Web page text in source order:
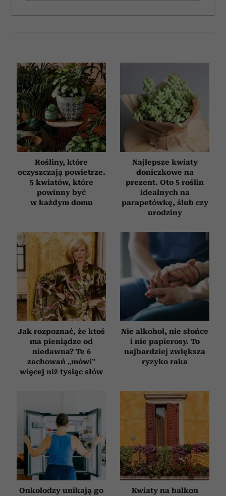
Rośliny, które
oczyszczają powietrze.
5 kwiatów, które
powinny być
w każdym domu
Najlepsze kwiaty
doniczkowe na
prezent. Oto 5 roślin
idealnych na
parapetówkę, ślub czy
urodziny
Jak rozpoznać, że ktoś
ma pieniądze od
niedawna? Te 6
zachowań „mówi”
więcej niż tysiąc słów
Nie alkohol, nie słońce
i nie papierosy. To
najbardziej zwiększa
ryzyko raka
Onkolodzy unikają go
Kwiaty na balkon